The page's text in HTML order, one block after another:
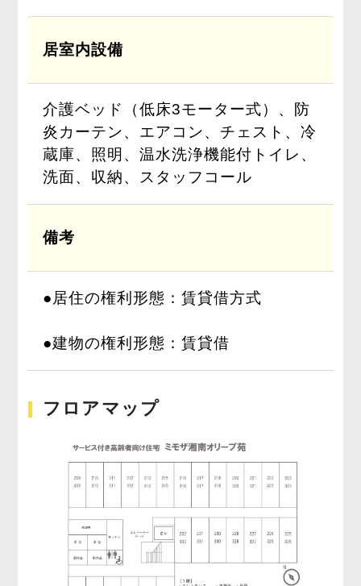
居室内設備
介護ベッド（低床3モーター式）、防
炎カーテン、エアコン、チェスト、冷
蔵庫、照明、温水洗浄機能付トイレ、
洗面、収納、スタッフコール
備考
●居住の権利形態：賃貸借方式
●建物の権利形態：賃貸借
フロアマップ